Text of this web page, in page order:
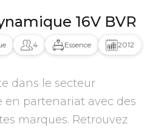
16V BVR
4 Essence 2012
dans le secteur
en partenariat avec des
marques. Retrouvez